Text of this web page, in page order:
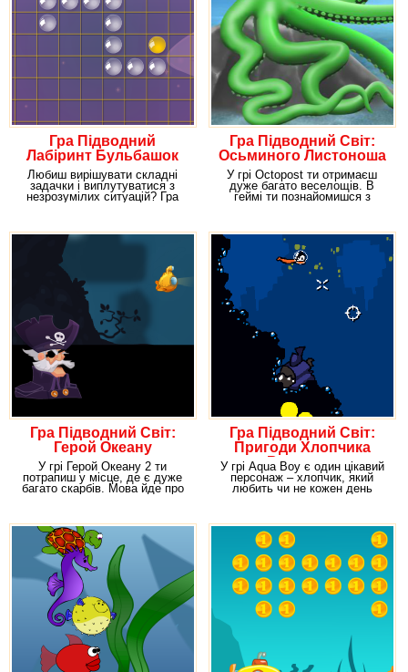
Гра Підводний
Лабіринт Бульбашок
Любиш вирішувати складні
задачки і виплутуватися з
незрозумілих ситуацій? Гра
Гра Підводний Світ:
Осьминого Листоноша
У грі Octopost ти отримаєш
дуже багато веселощів. В
геймі ти познайомишся з
Гра Підводний Світ:
Герой Океану
У грі Герой Океану 2 ти
потрапиш у місце, де є дуже
багато скарбів. Мова йде про
Гра Підводний Світ:
Пригоди Хлопчика
Водолаза
У грі Aqua Boy є один цікавий
персонаж – хлопчик, який
любить чи не кожен день